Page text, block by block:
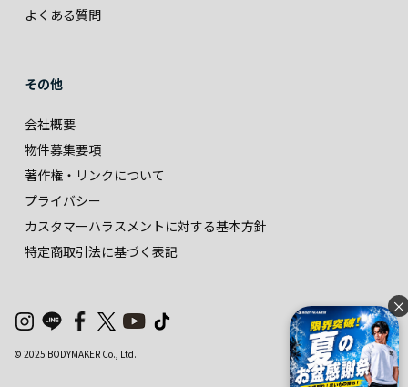
×
よくある質問
その他
会社概要
物件募集要項
著作権・リンクについて
プライバシー
カスタマーハラスメントに対する基本方針
特定商取引法に基づく表記
© 2025 BODYMAKER Co., Ltd.